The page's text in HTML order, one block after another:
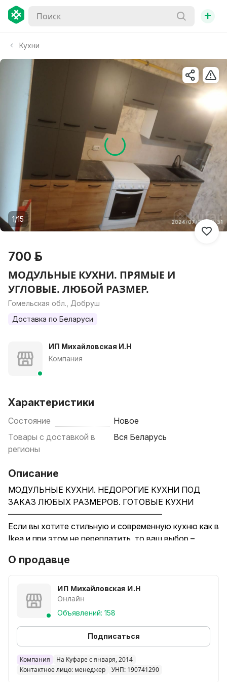
+
Кухни
1/15
700 р.
МОДУЛЬНЫЕ КУХНИ. ПРЯМЫЕ И
УГЛОВЫЕ. ЛЮБОЙ РАЗМЕР.
Гомельская обл., Добруш
Доставка по Беларуси
ИП Михайловская И.Н
Компания
Характеристики
Состояние
Новое
Товары с доставкой в
регионы
Вся Беларусь
Описание
МОДУЛЬНЫЕ КУХНИ. НЕДОРОГИЕ КУХНИ ПОД
ЗАКАЗ ЛЮБЫХ РАЗМЕРОВ. ГОТОВЫЕ КУХНИ
––––––––––––––––––––––––––––––––––––––
Если вы хотите стильную и современную кухню как в
Ikea и при этом не переплатить, то ваш выбор –
Цена от 700р
Так же можно сделать кухню любого размера,
дешевле и дороже. Зависит от модулей, размеров и
материалов.
––––––––––––––––––––––––––––––––––––––
- Бесплатный 3D-проект кухни, который наглядно
покажет вам расположение модулей и размеры.
- &gt;80 актуальных цветов (от имитации дерева и
О продавце
ИП Михайловская И.Н
Онлайн
Объявлений: 158
Подписаться
Компания
На Куфаре с января, 2014
Контактное лицо: менеджер
УНП: 190741290